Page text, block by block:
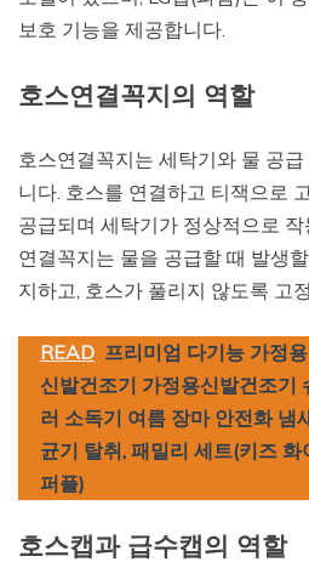
보호 기능을 제공합니다.
호스연결꼭지의 역할
호스연결꼭지는 세탁기와 물 공
니다. 호스를 연결하고 티잭으로
공급되며 세탁기가 정상적으로
연결꼭지는 물을 공급할 때 발생
지하고, 호스가 풀리지 않도록 고
READ 프리미엄 다기능 가정
신발건조기 가정용신발건조기
러 소독기 여름 장마 안전화 냄
균기 탈취, 패밀리 세트(키즈
퍼플)
호스캡과 급수캡의 역할